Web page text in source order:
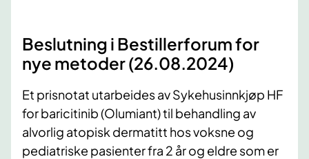
Beslutning i Bestillerforum for
nye metoder (26.08.2024)
Et prisnotat utarbeides av Sykehusinnkjøp HF
for baricitinib (Olumiant) til behandling av
alvorlig atopisk dermatitt hos voksne og
pediatriske pasienter fra 2 år og eldre som er